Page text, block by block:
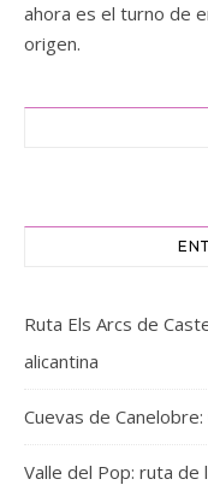
ahora es el turno de
origen.
Ruta Els Arcs de
alicantina
Cuevas de
Valle del Pop: ruta